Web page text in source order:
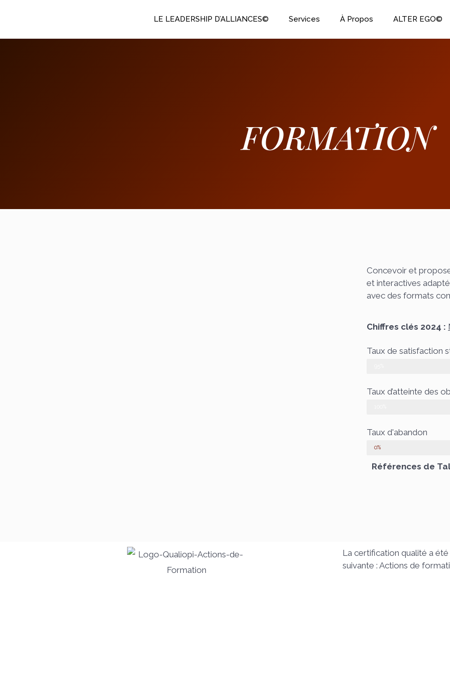
contenu
LE LEADERSHIP D’ALLIANCES© Services À Propos ALTER EGO©
FORMATION
Concevoir et
et interactives
avec des formats
Chiffres clés 2024 :
Taux de satisfaction
Taux d’atteinte des
Taux d'abandon
0%
Références de
La certification qualité a
suivante : Actions de